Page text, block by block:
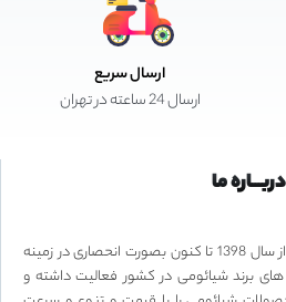
ارسال سریع
ارسال 24 ساعته در تهران
دربـــاره ما
فروشگاه اینترنتی شیائومی ۳۶۰ از سال 1398 تا کنون بصورت انحصاری در زمینه
برند شیائومی در کشور فعالیت داشته و